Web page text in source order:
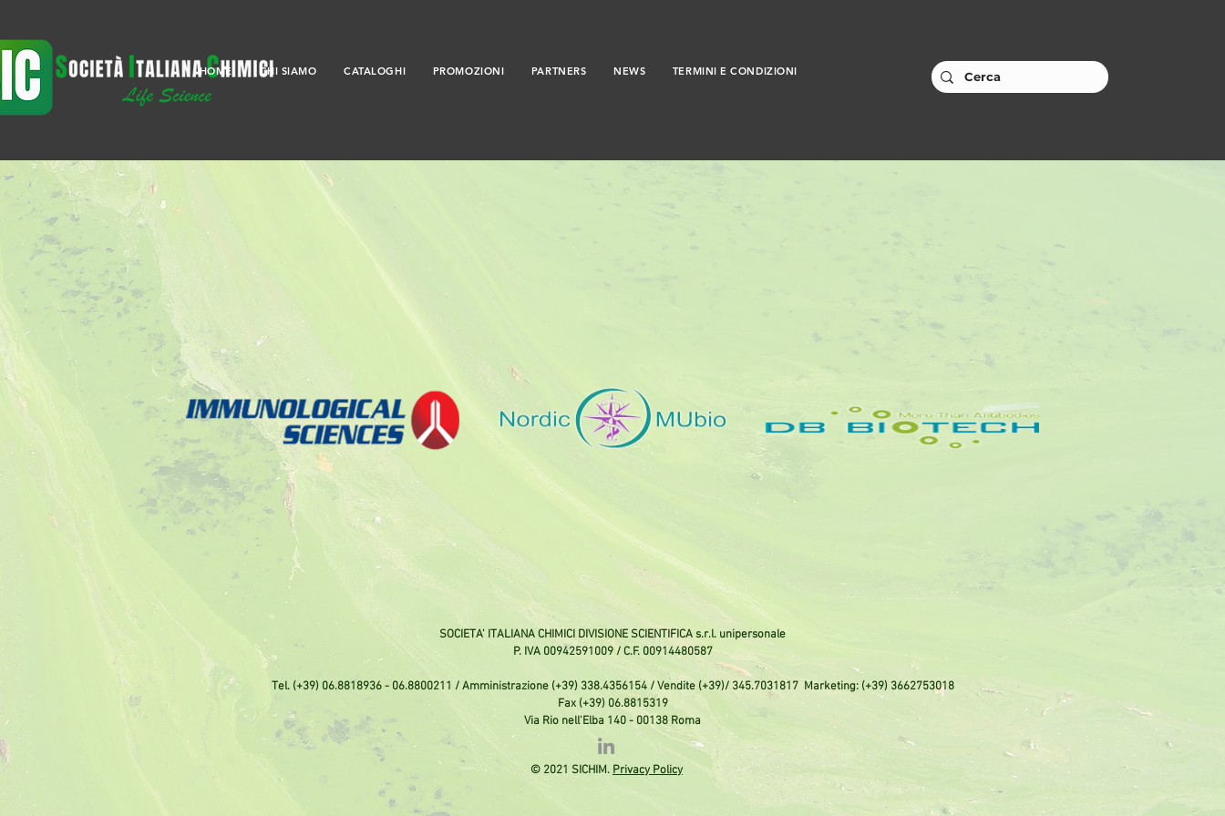
HOME CHI SIAMO CATALOGHI PROMOZIONI PARTNERS NEWS TERMINI E CONDIZIONI
SOCIETA' ITALIANA CHIMICI DIVISIONE SCIENTIFICA s.r.l. unipersonale
P. IVA 00942591009 / C.F. 00914480587
Tel. (+39) 06.8818936 - 06.8800211 / Amministrazione (+39) 338.4356154 / Vendite (+39)/ 345.7031817 Marketing: (+39) 3662753018
Fax (+39) 06.8815319
Via Rio nell'Elba 140 - 00138 Roma
© 2021 SICHIM. Privacy Policy